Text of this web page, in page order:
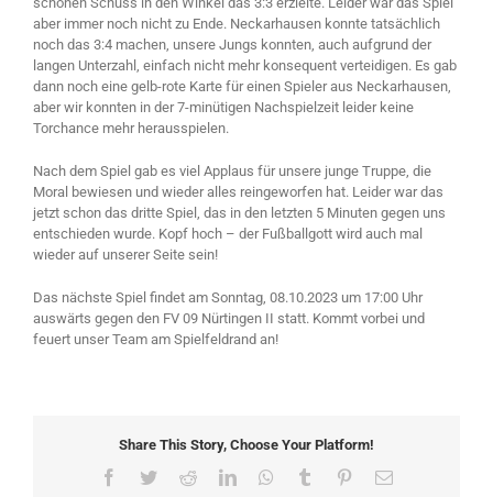
aber immer noch nicht zu Ende. Neckarhausen konnte tatsächlich
noch das 3:4 machen, unsere Jungs konnten, auch aufgrund der
langen Unterzahl, einfach nicht mehr konsequent verteidigen. Es gab
dann noch eine gelb-rote Karte für einen Spieler aus Neckarhausen,
aber wir konnten in der 7-minütigen Nachspielzeit leider keine
Torchance mehr herausspielen.
Nach dem Spiel gab es viel Applaus für unsere junge Truppe, die
Moral bewiesen und wieder alles reingeworfen hat. Leider war das
jetzt schon das dritte Spiel, das in den letzten 5 Minuten gegen uns
entschieden wurde. Kopf hoch – der Fußballgott wird auch mal
wieder auf unserer Seite sein!
Das nächste Spiel findet am Sonntag, 08.10.2023 um 17:00 Uhr
auswärts gegen den FV 09 Nürtingen II statt. Kommt vorbei und
feuert unser Team am Spielfeldrand an!
Share This Story, Choose Your Platform!
Facebook
TwitterRedditLinkedInWhatsApp
Tumblr PinterestEmail